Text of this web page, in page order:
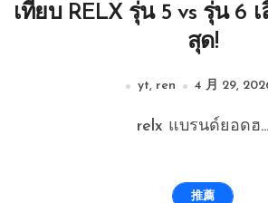
เทียบ RELX รุ่น 5 vs รุ่น 6
สุด!
yt, ren 4 月 29,
relx แบรนด์ยอดฮ...
推薦